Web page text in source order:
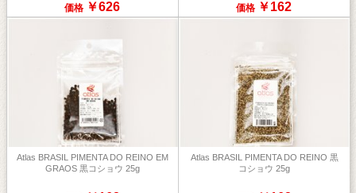
価格 ￥626 価格 ￥162
Atlas BRASIL PIMENTA DO REINO EM
GRAOS 黒コショウ 25g
Atlas BRASIL PIMENTA DO REINO 黒
コショウ 25g